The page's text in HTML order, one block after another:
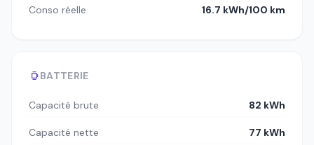
Conso réelle 16.7 kWh/100 km
BATTERIE
Capacité brute 82 kWh
Capacité nette 77 kWh